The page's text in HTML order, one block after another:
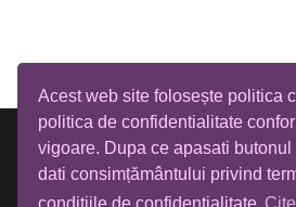
Acest web site folosește politica
politica de confidentialitate
vigoare. Dupa ce apasati
dati consimțământului privind